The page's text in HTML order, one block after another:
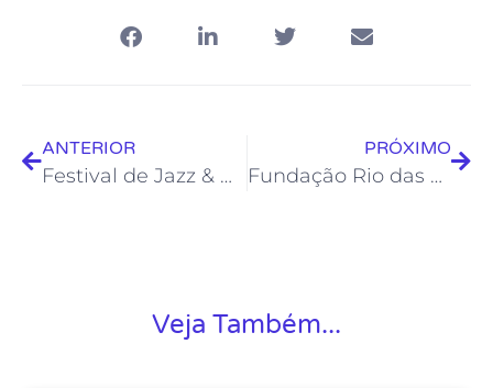
ANTERIOR
Festival de Jazz & Blues terá Jam Sessions com alunos do Centro de Formação Artística
PRÓXIMO
Fundação Rio das Ostras de Cultura prorroga inscrições do Edital “Capacita Audiovisual”
Veja Também...